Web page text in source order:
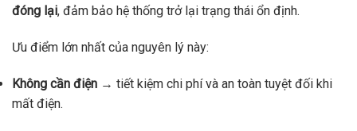
đóng lại, đảm bảo hệ thống trở lại trạng thái ổn định.
Ưu điểm lớn nhất của nguyên lý này:
Không cần điện → tiết kiệm chi phí và an toàn tuyệt đối khi
mất điện.